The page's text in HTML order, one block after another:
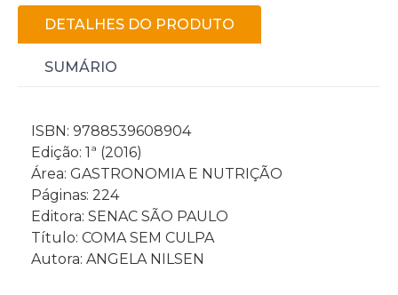
DETALHES DO PRODUTO
SUMÁRIO
ISBN: 9788539608904
Edição: 1ª (2016)
Área: GASTRONOMIA E NUTRIÇÃO
Páginas: 224
Editora: SENAC SÃO PAULO
Título: COMA SEM CULPA
Autora: ANGELA NILSEN